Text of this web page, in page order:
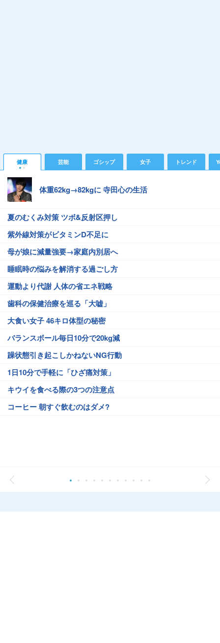
健康 芸能 ゴシップ 女子 トレンド
体重62kg→82kgに 寺田心の生活
夏のむくみ対策 ツボ&反射区押し
紫外線対策がビタミンD不足に
母が娘に減量強要→家庭内別居へ
睡眠時の悩みを解消する過ごし方
運動より代謝 人体の省エネ戦略
歯科の保健治療を巡る「大嘘」
大食い女子 46キロ体型の秘密
バランスボール毎日10分で20kg減
躁状態引き起こしかねないNG行動
1日10分で手軽に「ひざ痛対策」
キウイを食べる際の3つの注意点
コーヒー 朝すぐ飲むのはダメ?